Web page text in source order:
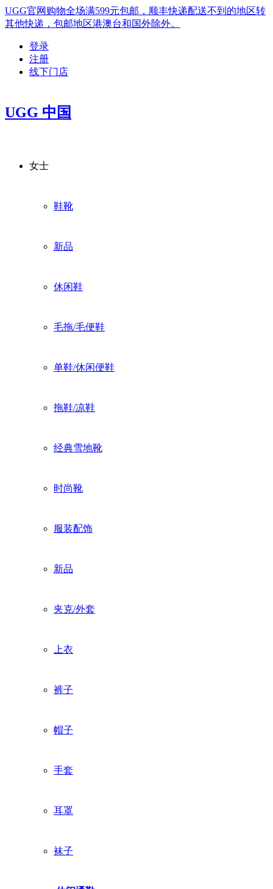
UGG官网购物全场满599元包邮，顺丰快递配送不到的地区转
其他快递，包邮地区港澳台和国外除外。
登录
注册
线下门店
UGG 中国
女士
鞋靴
新品
休闲鞋
毛拖/毛便鞋
单鞋/休闲便鞋
拖鞋/凉鞋
经典雪地靴
时尚靴
服装配饰
新品
夹克/外套
上衣
裤子
帽子
手套
耳罩
袜子